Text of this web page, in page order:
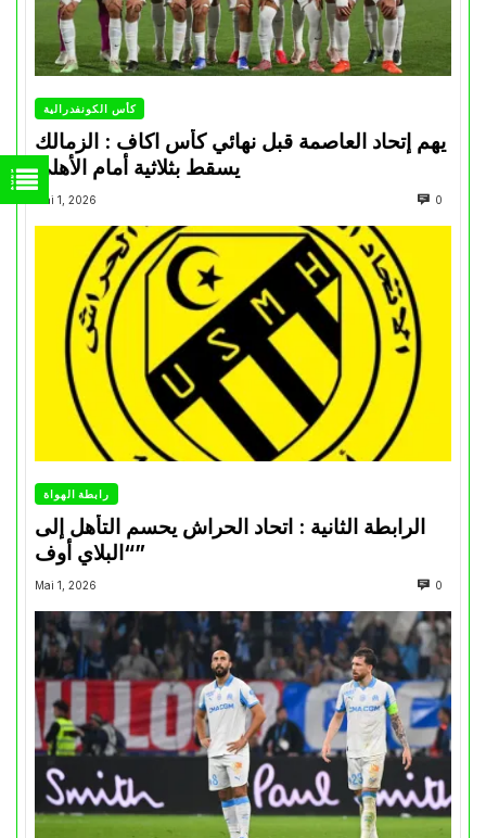
كأس الكونفدرالية
يهم إتحاد العاصمة قبل نهائي كأس اكاف : الزمالك
Mai 1, 2026 0
رابطة الهواة
الرابطة الثانية : اتحاد الحراش يحسم التأهل إلى
“البلاي أوف”
Mai 1, 2026 0